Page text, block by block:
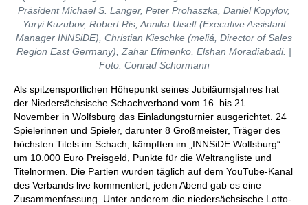
Präsident Michael S. Langer, Peter Prohaszka, Daniel Kopylov,
Yuryi Kuzubov, Robert Ris, Annika Uiselt (Executive Assistant
Manager INNSiDE), Christian Kieschke (meliá, Director of Sales
Region East Germany), Zahar Efimenko, Elshan Moradiabadi. |
Foto: Conrad Schormann
Als spitzensportlichen Höhepunkt seines Jubiläumsjahres hat
der Niedersächsische Schachverband vom 16. bis 21.
November in Wolfsburg das Einladungsturnier ausgerichtet. 24
Spielerinnen und Spieler, darunter 8 Großmeister, Träger des
höchsten Titels im Schach, kämpften im „INNSiDE Wolfsburg“
um 10.000 Euro Preisgeld, Punkte für die Weltrangliste und
Titelnormen. Die Partien wurden täglich auf dem YouTube-Kanal
des Verbands live kommentiert, jeden Abend gab es eine
Zusammenfassung. Unter anderem die niedersächsische Lotto-